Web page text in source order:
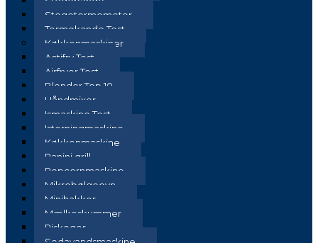
Stegetermometer
Termokande Test
Køkkenmaskiner
Actifry Test
Airfryer Test
Blender Top 10
Håndmixer
Ismaskine Test
Isterningmaskine
Køkkenmaskine
Panini grill
Popcornmaskine
Mikrobølgeovn
Minihakker
Mælkeskummer
Riskoger